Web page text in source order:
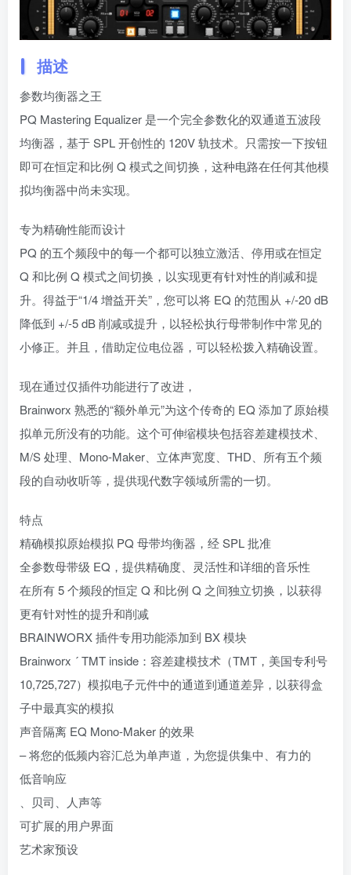
描述
参数均衡器之王
PQ Mastering Equalizer 是一个完全参数化的双通道五波段
均衡器，基于 SPL 开创性的 120V 轨技术。只需按一下按钮
即可在恒定和比例 Q 模式之间切换，这种电路在任何其他模
拟均衡器中尚未实现。
专为精确性能而设计
PQ 的五个频段中的每一个都可以独立激活、停用或在恒定
Q 和比例 Q 模式之间切换，以实现更有针对性的削减和提
升。得益于“1/4 增益开关”，您可以将 EQ 的范围从 +/-20 dB
降低到 +/-5 dB 削减或提升，以轻松执行母带制作中常见的
小修正。并且，借助定位电位器，可以轻松拨入精确设置。
现在通过仅插件功能进行了改进，
Brainworx 熟悉的“额外单元”为这个传奇的 EQ 添加了原始模
拟单元所没有的功能。这个可伸缩模块包括容差建模技术、
M/S 处理、Mono-Maker、立体声宽度、THD、所有五个频
段的自动收听等，提供现代数字领域所需的一切。
特点
精确模拟原始模拟 PQ 母带均衡器，经 SPL 批准
全参数母带级 EQ，提供精确度、灵活性和详细的音乐性
在所有 5 个频段的恒定 Q 和比例 Q 之间独立切换，以获得
更有针对性的提升和削减
BRAINWORX 插件专用功能添加到 BX 模块
Brainworx ´ TMT inside：容差建模技术（TMT，美国专利号
10,725,727）模拟电子元件中的通道到通道差异，以获得盒
子中最真实的模拟
声音隔离 EQ Mono-Maker 的效果
– 将您的低频内容汇总为单声道，为您提供集中、有力的
低音响应
、贝司、人声等
可扩展的用户界面
艺术家预设